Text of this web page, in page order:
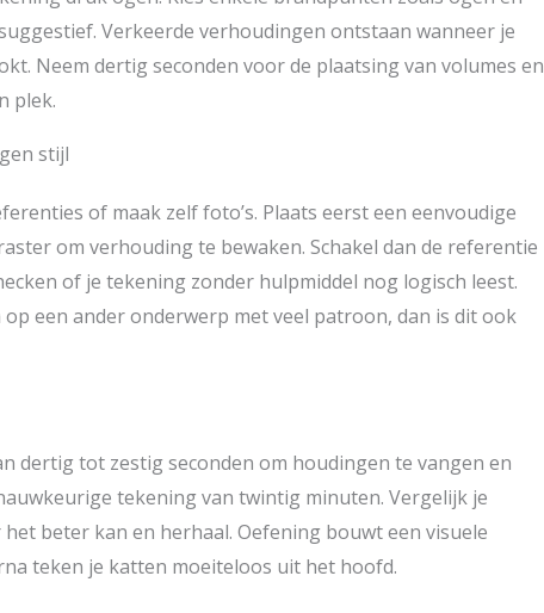
Verkeerde verhoudingen ontstaan wanneer je
Neem dertig seconden voor de plaatsing van volumes en
plek.
stijl
of maak zelf foto’s. Plaats eerst een eenvoudige
om verhouding te bewaken. Schakel dan de referentie
of je tekening zonder hulpmiddel nog logisch leest.
een ander onderwerp met veel patroon, dan is dit ook
dertig tot zestig seconden om houdingen te vangen en
tekening van twintig minuten. Vergelijk je
beter kan en herhaal. Oefening bouwt een visuele
teken je katten moeiteloos uit het hoofd.